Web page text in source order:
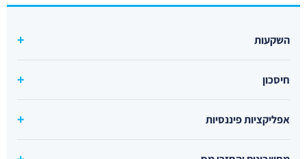
השקעות
קרן מחקה נאסדק
קרן מחקה דאו ג'ונס
חיסכון
אפליקציות פיננסיות